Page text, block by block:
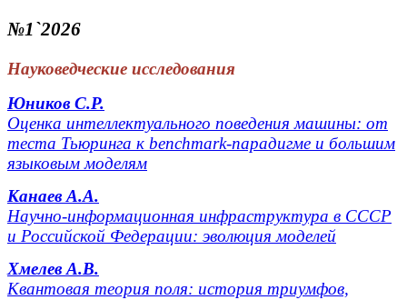
№1`2026
Науковедческие исследования
Юников С.Р.
Оценка интеллектуального поведения машины: от
теста Тьюринга к benchmark-парадигме и большим
языковым моделям
Канаев А.А.
Научно-информационная инфраструктура в СССР
и Российской Федерации: эволюция моделей
Хмелев А.В.
Квантовая теория поля: история триумфов,